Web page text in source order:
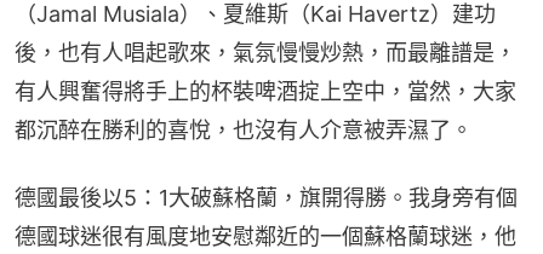
（Jamal Musiala）、夏維斯（Kai Havertz）建功
後，也有人唱起歌來，氣氛慢慢炒熱，而最離譜是，
有人興奮得將手上的杯裝啤酒掟上空中，當然，大家
都沉醉在勝利的喜悅，也沒有人介意被弄濕了。
德國最後以5：1大破蘇格蘭，旗開得勝。我身旁有個
德國球迷很有風度地安慰鄰近的一個蘇格蘭球迷，他